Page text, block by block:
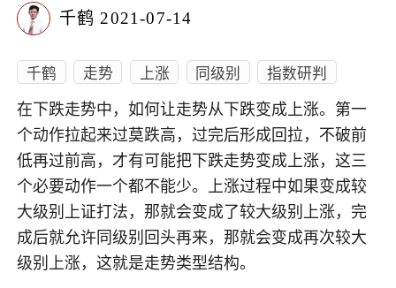
千鹤 2021-07-14
千鹤 走势 上涨 同级别 指数研判
在下跌走势中，如何让走势从下跌变成上涨。第一
个动作拉起来过莫跌高，过完后形成回拉，不破前
低再过前高，才有可能把下跌走势变成上涨，这三
个必要动作一个都不能少。上涨过程中如果变成较
大级别上证打法，那就会变成了较大级别上涨，完
成后就允许同级别回头再来，那就会变成再次较大
级别上涨，这就是走势类型结构。